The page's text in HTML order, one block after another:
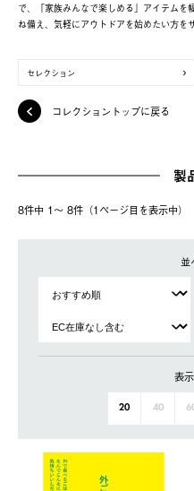
で、「家族みんなで楽しめる」アイテム
ね備え、気軽にアウトドアを始めたい方を
セレクション
コレクショントップに戻る
製
8件中 1〜 8件（1ページ⽬を表⽰中）
並
表
20 40